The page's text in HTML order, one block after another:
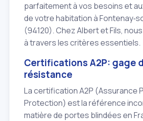
parfaitement à vos besoins et
de votre habitation à
(94120). Chez Albert et Fils,
à travers les critères essentiels.
Certifications A2P: gage
résistance
La certification A2P (Assurance
Protection) est la référence
matière de portes blindées en